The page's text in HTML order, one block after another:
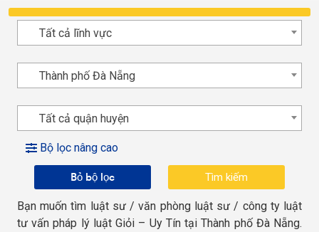
Tất cả lĩnh vực
Thành phố Đà Nẵng
Tất cả quận huyện
Bộ lọc nâng cao
Bỏ bộ lọc
Bạn muốn tìm luật sư / văn phòng luật sư / công ty luật
tư vấn pháp lý luật Giỏi – Uy Tín tại Thành phố Đà Nẵng.